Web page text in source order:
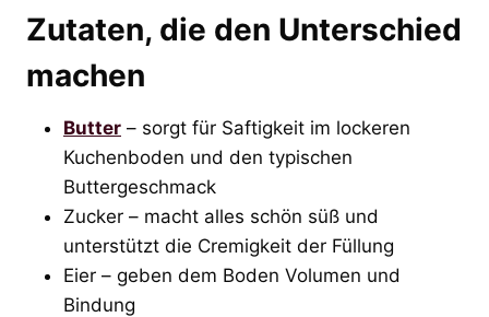
Zutaten, die den Unterschied
machen
Butter – sorgt für Saftigkeit im lockeren
Kuchenboden und den typischen
Buttergeschmack
Zucker – macht alles schön süß und
unterstützt die Cremigkeit der Füllung
Eier – geben dem Boden Volumen und
Bindung